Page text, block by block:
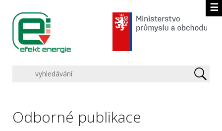
☰
Odborné publikace